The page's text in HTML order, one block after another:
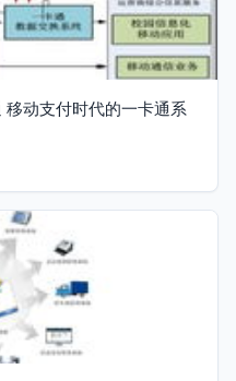
动支付时代的一卡通系